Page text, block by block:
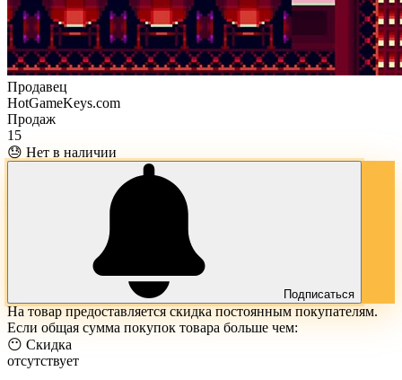
Продавец
HotGameKeys.com
Продаж
15
😓 Нет в наличии
Подписаться
На товар предоставляется скидка постоянным покупателям.
Если общая сумма покупок товара больше чем:
😶 Скидка
отсутствует